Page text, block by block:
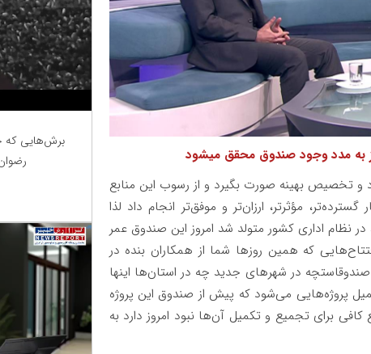
به مدد وجود صندوق محقق میشود
و تخصیص بهینه صورت بگیرد و از رسوب این منابع
مؤثرتر، ارزان‌تر و موفق‌تر انجام داد لذا
نظام اداری کشور متولد شد امروز این صندوق عمر
که همین روز‌ها شما از همکاران بنده در
در شهر‌های جدید چه در استان‌ها اینها
پروژه‌هایی می‌شود که پیش از صندوق این پروژه
برای تجمیع و تکمیل آن‌ها نبود امروز دارد به
برش‌هایی كه